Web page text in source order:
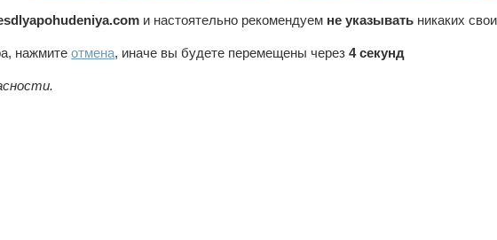
и настоятельно рекомендуем не указывать никаких
нажмитеотмена, иначе вы будете перемещены через4секунд